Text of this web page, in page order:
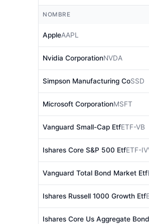
NOMBRE
AppleAAPL
Nvidia CorporationNVDA
Simpson Manufacturing CoSSD
Microsoft CorporationMSFT
Vanguard Small-Cap EtfETF-VB
Ishares Core S&P 500 EtfETF-
Vanguard Total Bond Market Etf
Ishares Russell 1000 Growth Etf
Ishares Core Us Aggregate